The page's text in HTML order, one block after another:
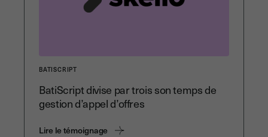
BATISCRIPT
BatiScript divise par trois son temps de
gestion d’appel d’offres
Lire le témoignage